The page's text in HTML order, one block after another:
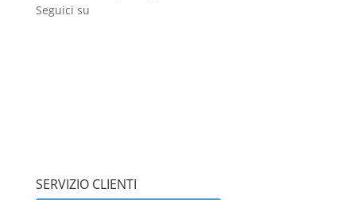
Seguici su
SERVIZIO CLIENTI